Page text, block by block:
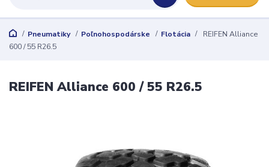
Pneumatiky Poľnohospodárske Flotácia
REIFEN Alliance
600 / 55 R26.5
REIFEN Alliance 600 / 55 R26.5